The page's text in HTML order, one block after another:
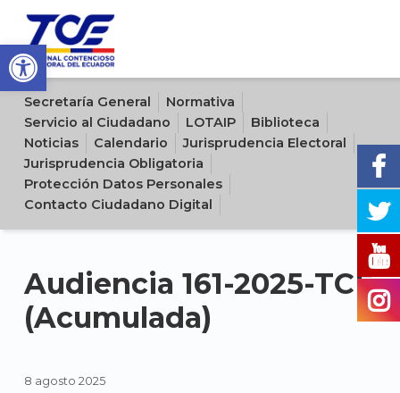
Open toolbar
Sitio oficial del Tribunal Contencioso Electoral del Ecuador
Secretaría General
Normativa
Servicio al Ciudadano
LOTAIP
Biblioteca
Noticias
Calendario
Jurisprudencia Electoral
Jurisprudencia Obligatoria
Protección Datos Personales
Contacto Ciudadano Digital
Audiencia 161-2025-TCE
(Acumulada)
8 agosto 2025